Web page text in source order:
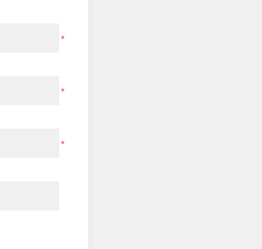
*
*
*